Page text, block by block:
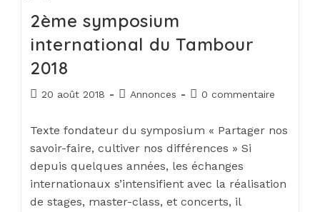
2ème symposium
international du Tambour
2018
20 août 2018 Annonces 0 commentaire
Texte fondateur du symposium « Partager nos
savoir-faire, cultiver nos différences » Si
depuis quelques années, les échanges
internationaux s’intensifient avec la réalisation
de stages, master-class, et concerts, il